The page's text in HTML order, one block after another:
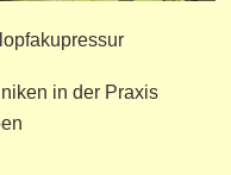
in der Praxis